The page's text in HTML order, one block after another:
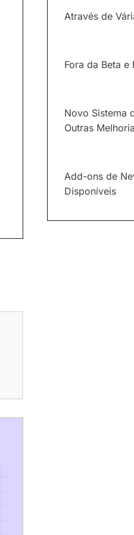
Através de
Fora da Beta
Novo Sistema
Outras
Add-ons de
Disponíveis